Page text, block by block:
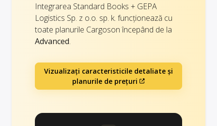
Integrarea Standard Books + GEPA
Logistics Sp. z o.o. sp. k. funcționează cu
toate planurile Cargoson începând de la
Advanced.
Vizualizați caracteristicile detaliate și
planurile de prețuri